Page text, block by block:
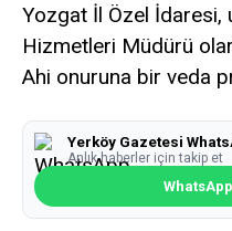
Yozgat İl Özel İdaresi,
Hizmetleri Müdürü
Ahi onuruna bir veda
Yerköy Gazetesi
Anlık haberler için takip et